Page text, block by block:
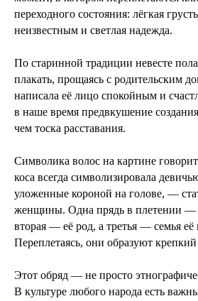
переходного состояния: лёгкая
неизвестным и светлая надежда.
По старинной традиции невесте
плакать, прощаясь с родительским
написала её лицо спокойным и
в наше время предвкушение
чем тоска расставания.
Символика волос на картине
коса всегда символизировала
уложенные короной на голове, —
женщины. Одна прядь в плетении —
вторая — её род, а третья — семья её
Переплетаясь, они образуют
Этот обряд — не просто
В культуре любого народа есть